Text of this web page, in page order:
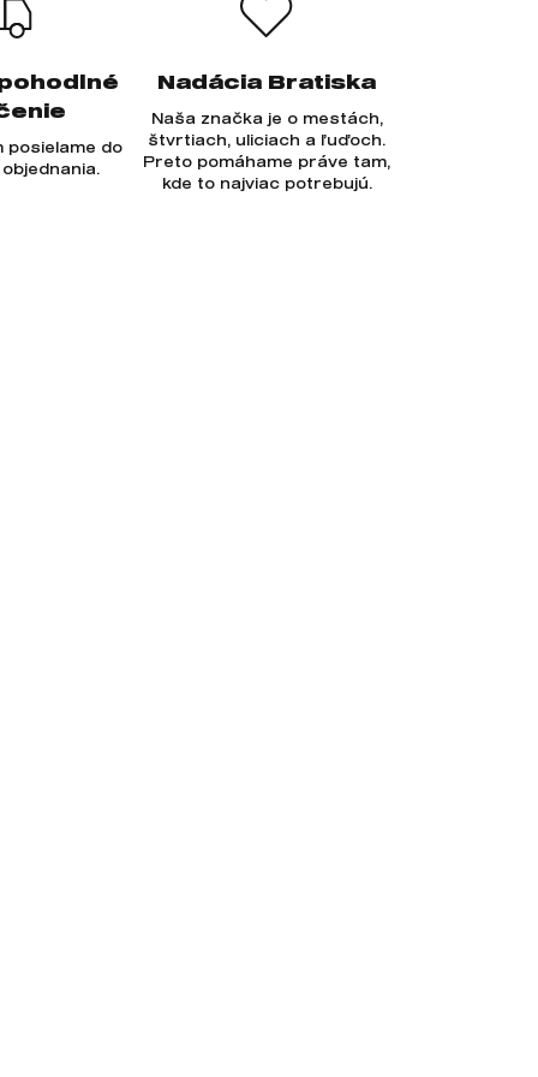
posielame do
Nadácia Bratiska
Naša značka je o mestách,
štvrtiach, uliciach a ľuďoch.
Preto pomáhame práve tam,
kde to najviac potrebujú.